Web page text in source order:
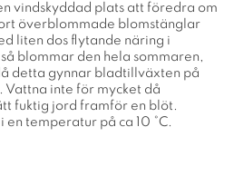
vindskyddad plats att föredra om
överblommade blomstänglar
liten dos flytande näring i
blommar den hela sommaren,
detta gynnar bladtillväxten på
Vattna inte för mycket då
fuktig jord framför en blöt.
temperatur på ca 10 °C.